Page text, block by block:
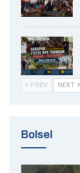
PREV NEXT
Bolsel